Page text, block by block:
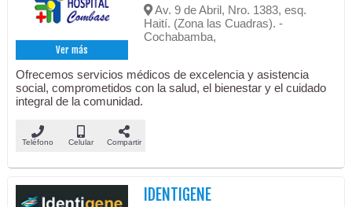
Ver más
Av. 9 de Abril, Nro. 1383, esq.
Haití. (Zona las Cuadras). -
Cochabamba,
Ofrecemos servicios médicos de excelencia y asistencia
social, comprometidos con la salud, el bienestar y el cuidado
integral de la comunidad.
Teléfono Celular Compartir
IDENTIGENE